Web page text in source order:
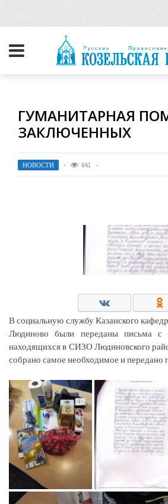
ГУМАНИТАРНАЯ
ЗАКЛЮЧЕННЫХ
НОВОСТИ 641
В социальную службу Казанского
Людиново были переданы письма с
находящихся в СИЗО Людиновского
собрано самое необходимое и передано